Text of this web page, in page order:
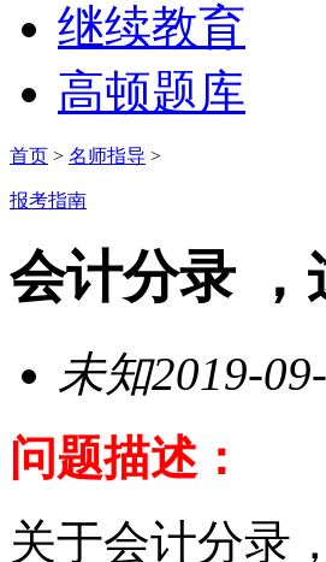
继续教育
高顿题库
首页 > 名师指导 >
报考指南
会计分录 ，
未知2019-
问题描述：
关于会计分录